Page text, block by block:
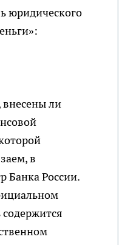
юридического
внесены ли
в
Банка России.
содержится